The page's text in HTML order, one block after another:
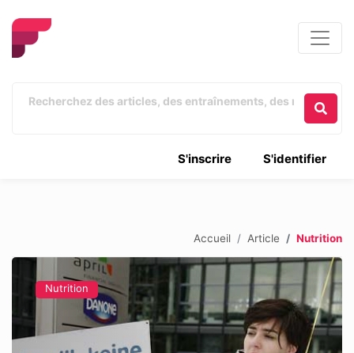
S'identifier
S'inscrire
Accueil Article Nutrition
Nutrition